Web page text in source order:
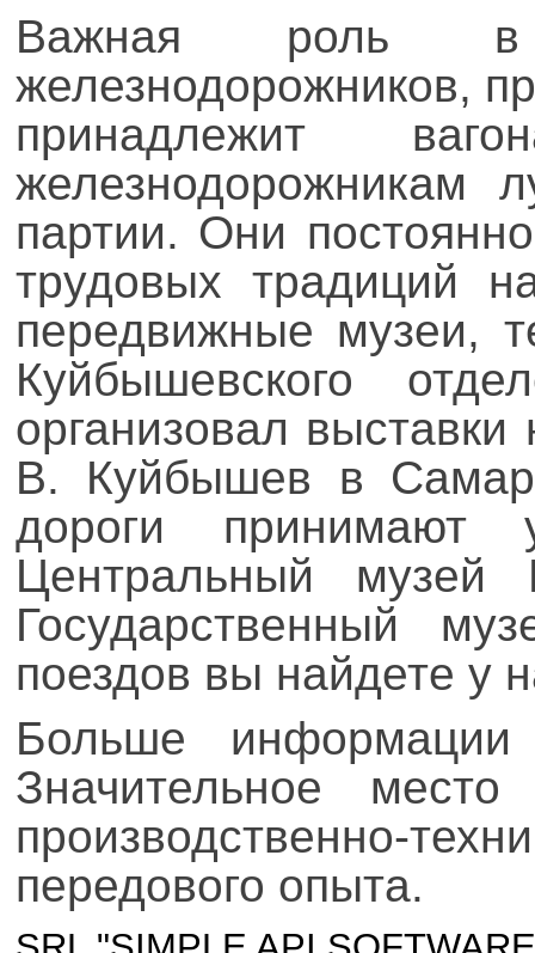
Важная роль в
железнодорожников,
принадлежит
железнодорожникам
партии. Они
трудовых традиций
передвижные музеи,
Куйбышевского
организовал
В. Куйбышев в
дороги принимают
Центральный музей
Государственный
поездов вы найдете у
Больше
Значительное
производственно-
передового опыта.